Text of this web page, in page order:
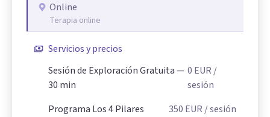
Online
Terapia online
Servicios y precios
Sesión de Exploración Gratuita —
30 min
0 EUR /
sesión
Programa Los 4 Pilares
350 EUR / sesión